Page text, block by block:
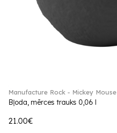
Manufacture Rock - Mickey Mouse
Bļoda, mērces trauks 0,06 l
21.00€